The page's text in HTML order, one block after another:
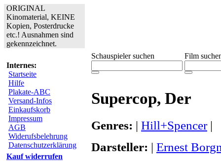
ORIGINAL
Kinomaterial, KEINE
Kopien, Posterdrucke
etc.! Ausnahmen sind
gekennzeichnet.
Internes:
Startseite
Hilfe
Plakate-ABC
Versand-Infos
Einkaufskorb
Impressum
AGB
Widerufsbelehrung
Datenschutzerklärung
Kauf widerrufen
Schauspieler suchen Film
Supercop, Der
Genres: | Hill+Spencer|
Darsteller: | Ernest